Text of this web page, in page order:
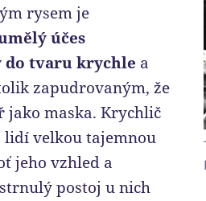
rysem je
účes
tvaru krychle a
zapudrovaným, že
jako maska. Krychlič
lidí velkou tajemnou
jeho vzhled a
postoj u nich